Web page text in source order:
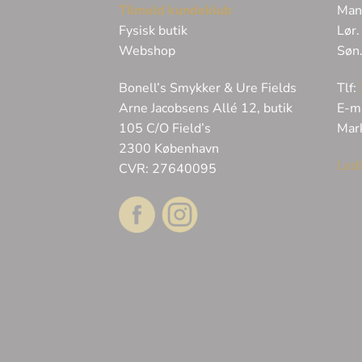
Tilmeld kundeklub
Fysisk butik
Webshop
Bonell’s Smykker & Ure Fields
Arne Jacobsens Allé 12, butik
105 C/O Field’s
2300 København
CVR: 27640095
Tlf:
E-